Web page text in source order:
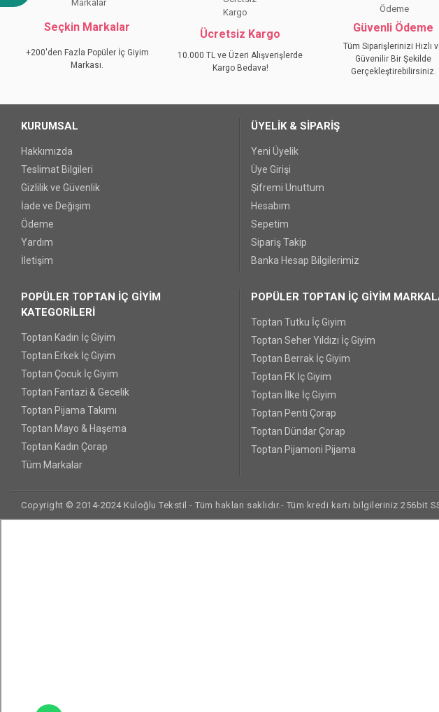
Ürün resmi kalitesiz, bozuk veya görüntülenemiyor.
Ürün açıklamasında eksik bilgiler bulunuyor.
Ürün bilgilerinde hatalar bulunuyor.
Ürün fiyatı diğer sitelerden daha pahalı.
Seçkin Markalar
+200'den Fazla Popüler İç Giyim
Markası.
Ücretsiz Kargo
10.000 TL ve Üzeri Alışverişlerde
Kargo Bedava!
Güvenli Ödeme
Tüm Siparişlerinizi Hızlı
Güvenilir Bir Şekilde
Gerçekleştirebilirsiniz.
KURUMSAL
Hakkımızda
Teslimat Bilgileri
Gizlilik ve Güvenlik
İade ve Değişim
Ödeme
Yardım
İletişim
ÜYELİK & SİPARİŞ
Yeni Üyelik
Üye Girişi
Şifremi Unuttum
Hesabım
Sepetim
Sipariş Takip
Banka Hesap Bilgilerimiz
POPÜLER TOPTAN İÇ GİYİM
KATEGORİLERİ
Toptan Kadın İç Giyim
Toptan Erkek İç Giyim
Toptan Çocuk İç Giyim
Toptan Fantazi & Gecelik
Toptan Pijama Takımı
Toptan Mayo & Haşema
Toptan Kadın Çorap
Tüm Markalar
POPÜLER TOPTAN İÇ GİYİM
Toptan Tutku İç Giyim
Toptan Seher Yıldızı İç Giyim
Toptan Berrak İç Giyim
Toptan FK İç Giyim
Toptan İlke İç Giyim
Toptan Penti Çorap
Toptan Dündar Çorap
Toptan Pijamoni Pijama
Copyright © 2014-2024 Kuloğlu Tekstil - Tüm hakları saklıdır.- Tüm kredi kartı bilgileriniz 256bit